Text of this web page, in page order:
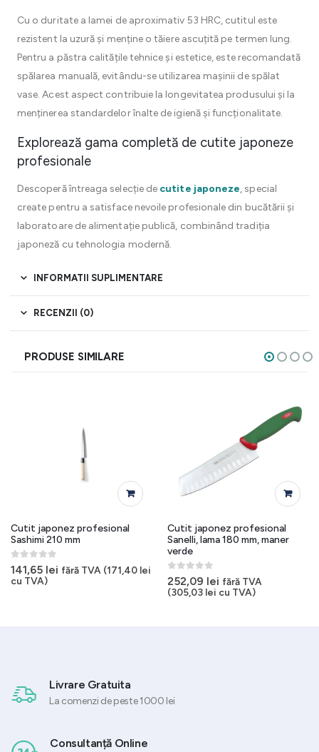
Cu o duritate a lamei de aproximativ 53 HRC, cutitul este
rezistent la uzură și menține o tăiere ascuțită pe termen lung.
Pentru a păstra calitățile tehnice și estetice, este recomandată
spălarea manuală, evitându-se utilizarea mașinii de spălat
vase. Acest aspect contribuie la longevitatea produsului și la
menținerea standardelor înalte de igienă și funcționalitate.
Explorează gama completă de cutite japoneze
profesionale
Descoperă întreaga selecție de cutite japoneze, special
create pentru a satisface nevoile profesionale din bucătării și
laboratoare de alimentație publică, combinând tradiția
japoneză cu tehnologia modernă.
INFORMATII SUPLIMENTARE
RECENZII (0)
PRODUSE SIMILARE
Cutit japonez profesional
Sashimi 210 mm
0 out of 5
141,65 lei fără TVA (171,40 lei
cu TVA)
Cutit japonez profesional
Sanelli, lama 180 mm, maner
verde
0out of 5
252,09 lei fără TVA
(305,03 lei cu TVA)
Livrare Gratuita
La comenzi de peste 1000 lei
Consultanță Online